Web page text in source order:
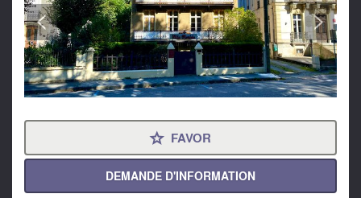
< >
⋆ FAVOR
DEMANDE D'INFORMATION